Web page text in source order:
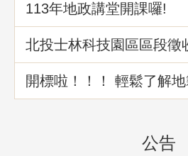
113年地政講堂開課囉!
北投士林科技園區區段徵
介紹
開標啦！！！ 輕鬆了解
公告